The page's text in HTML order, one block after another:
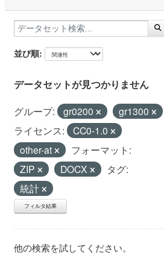
並び順
データセットが見つかりません
グループ: gr0200
gr1300
ライセンス:
CC0-1.0
other-at
フォーマット:
ZIP
DOCX
タグ:
統計
フィルタ結果
他の検索を試してください。